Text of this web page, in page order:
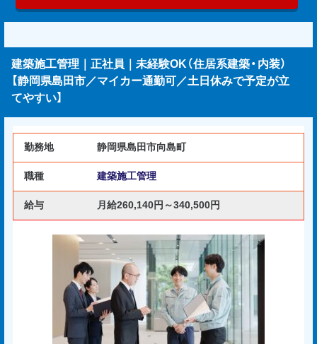
建築施工管理｜正社員｜未経験OK（住居系建築・内装）
【静岡県島田市／マイカー通勤可／土日休みで予定が立
てやすい】
勤務地 静岡県島田市向島町
職種 建築施工管理
給与 月給260,140円～340,500円